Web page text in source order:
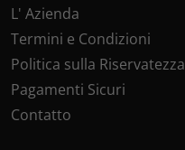
L' Azienda
Termini e Condizioni
Politica sulla Riservatezza
Pagamenti Sicuri
Contatto